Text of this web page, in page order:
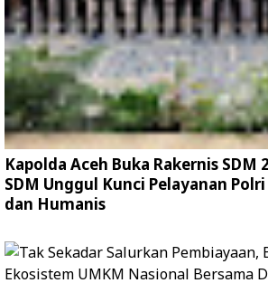
Kapolda Aceh Buka Rakernis SDM
SDM Unggul Kunci Pelayanan
dan Humanis